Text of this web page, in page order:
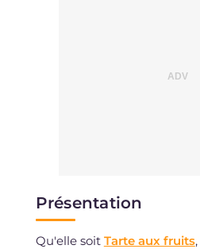
Présentation
Qu'elle soit Tarte aux fruits,